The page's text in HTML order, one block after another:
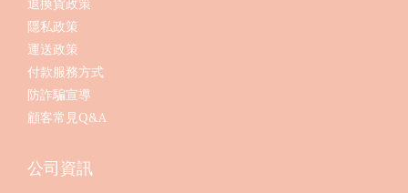
退換貨政策
隱私政策
運送政策
付款服務方式
防詐騙宣導
顧客常見Q&A
公司資訊